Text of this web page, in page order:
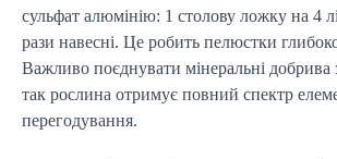
сульфат алюмінію: 1 столову ложку на 4
рази навесні. Це робить пелюстки
Важливо поєднувати мінеральні
так рослина отримує повний спектр
перегодування.